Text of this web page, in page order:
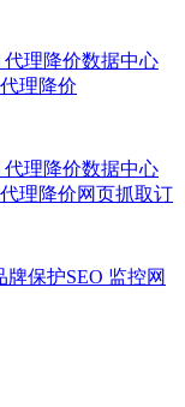
代理降价数据中心
理降价
代理降价数据中心
理降价网页抓取订
牌保护SEO 监控网